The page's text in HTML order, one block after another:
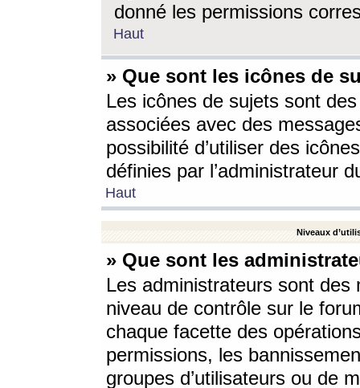
donné les permissions
Haut
» Que sont les icônes de
Les icônes de sujets sont
associées avec des
possibilité d’utiliser des
définies par l’administrateur
Haut
Niveaux
» Que sont les
Les administrateurs sont
niveau de contrôle sur le
chaque facette des
permissions, les
groupes d’utilisateurs ou de